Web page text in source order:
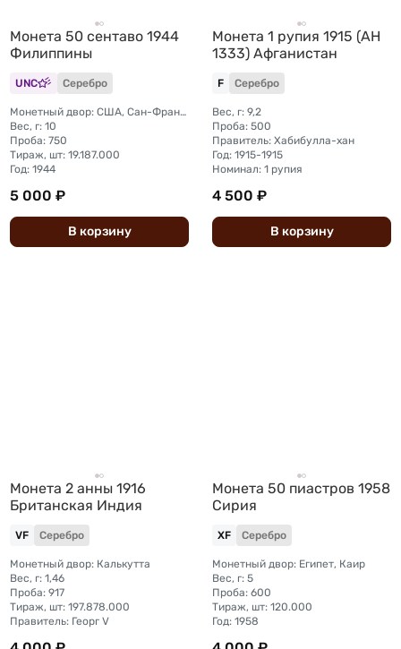
Монета 50 сентаво 1944
Филиппины
UNC Серебро
Монетный двор: США, Сан-Франциско
Вес, г: 10
Проба: 750
Тираж, шт: 19.187.000
Год: 1944
5 000 ₽
В корзину
Монета 1 рупия 1915 (AH
1333) Афганистан
F Серебро
Вес, г: 9,2
Проба: 500
Правитель: Хабибулла-хан
Год: 1915-1915
Номинал: 1 рупия
4 500 ₽
В корзину
Монета 2 анны 1916
Британская Индия
VF Серебро
Монетный двор: Калькутта
Вес, г: 1,46
Проба: 917
Тираж, шт: 197.878.000
Правитель: Георг V
Монета 50 пиастров 1958
Сирия
XF Серебро
Монетный двор: Египет, Каир
Вес, г: 5
Проба: 600
Тираж, шт: 120.000
Год: 1958